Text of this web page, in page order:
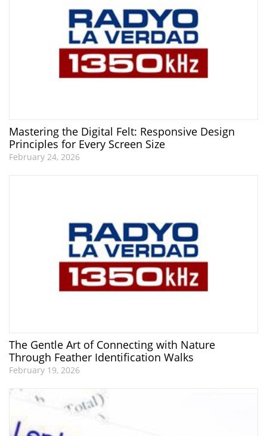
Mastering the Digital Felt: Responsive Design
Principles for Every Screen Size
February 24, 2026
The Gentle Art of Connecting with Nature
Through Feather Identification Walks
February 19, 2026